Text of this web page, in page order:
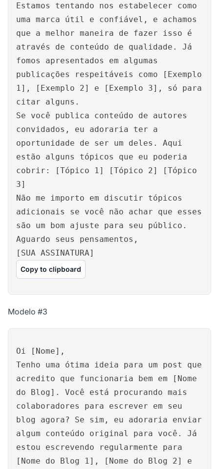
Estamos tentando nos estabelecer como
uma marca útil e confiável, e achamos
que a melhor maneira de fazer isso é
através de conteúdo de qualidade. Já
fomos apresentados em algumas
publicações respeitáveis como [Exemplo
1], [Exemplo 2] e [Exemplo 3], só para
citar alguns.
Se você publica conteúdo de autores
convidados, eu adoraria ter a
oportunidade de ser um deles. Aqui
estão alguns tópicos que eu poderia
cobrir: [Tópico 1] [Tópico 2] [Tópico
3]
Não me importo em discutir tópicos
adicionais se você não achar que esses
são um bom ajuste para seu público.
Aguardo seus pensamentos,
[SUA ASSINATURA]
Copy to clipboard
Modelo #3
Oi [Nome],
Tenho uma ótima ideia para um post que
acredito que funcionaria bem em [Nome
do Blog]. Você está procurando mais
colaboradores para escrever em seu
blog agora? Se sim, eu adoraria enviar
algum conteúdo original para você. Já
estou escrevendo regularmente para
[Nome do Blog 1], [Nome do Blog 2] e